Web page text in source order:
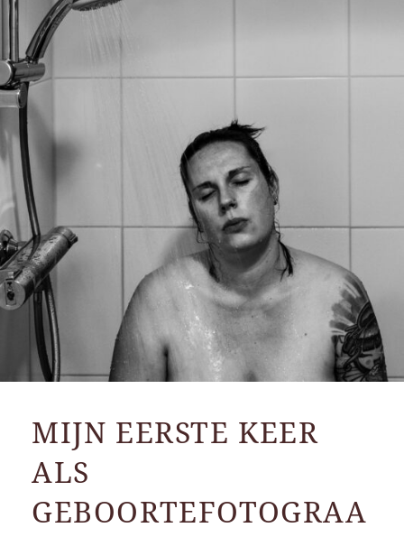
MIJN EERSTE KEER
ALS
GEBOORTEFOTOGRAA